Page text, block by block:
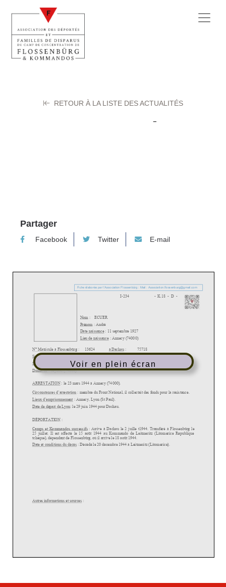
RETOUR À LA LISTE DES ACTUALITÉS
ECUER Andre
Partager
Facebook Twitter E-mail
Voir en plein écran